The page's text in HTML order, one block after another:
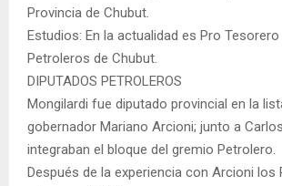
Provincia de Chubut.
Estudios: En la actualidad es Pro
Petroleros de Chubut.
DIPUTADOS PETROLEROS
Mongilardi fue diputado provincial en la
gobernador Mariano Arcioni; junto a
integraban el bloque del gremio Petrolero.
Después de la experiencia con Arcioni los